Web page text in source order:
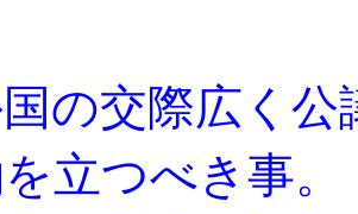
の交際広く
立つべき事。